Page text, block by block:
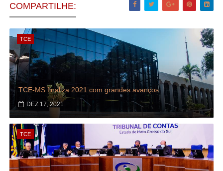
COMPARTILHE:
TCE
TCE-MS finaliza 2021 com grandes avanços
DEZ 17, 2021
TCE